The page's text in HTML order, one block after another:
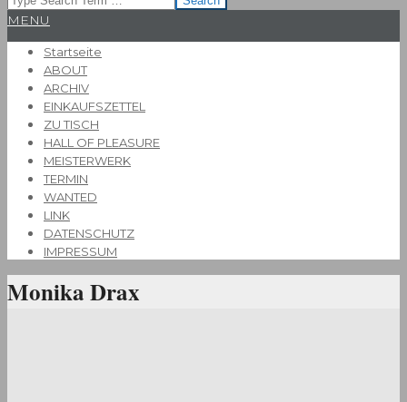
Primary
Menu
MENU
Startseite
ABOUT
ARCHIV
EINKAUFSZETTEL
ZU TISCH
HALL OF PLEASURE
MEISTERWERK
TERMIN
WANTED
LINK
DATENSCHUTZ
IMPRESSUM
Monika Drax